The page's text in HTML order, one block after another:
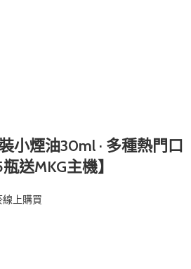
小煙油30ml · 多種熱門口
送MKG主機】
線上購買